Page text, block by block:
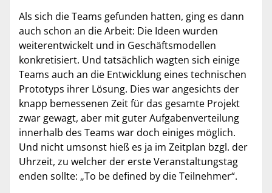
Als sich die Teams gefunden hatten, ging es dann
auch schon an die Arbeit: Die Ideen wurden
weiterentwickelt und in Geschäftsmodellen
konkretisiert. Und tatsächlich wagten sich einige
Teams auch an die Entwicklung eines technischen
Prototyps ihrer Lösung. Dies war angesichts der
knapp bemessenen Zeit für das gesamte Projekt
zwar gewagt, aber mit guter Aufgabenverteilung
innerhalb des Teams war doch einiges möglich.
Und nicht umsonst hieß es ja im Zeitplan bzgl. der
Uhrzeit, zu welcher der erste Veranstaltungstag
enden sollte: „To be defined by die Teilnehmer“.